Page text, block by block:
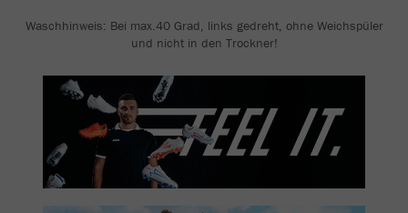
Waschhinweis: Bei max.40 Grad, links gedreht, ohne Weichspüler
und nicht in den Trockner!